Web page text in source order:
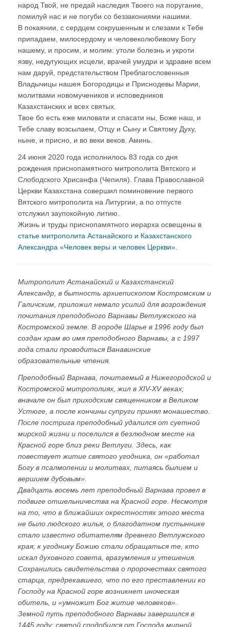
народ Твой, не предай наследия Твоего на поругание,
помилуй нас и не погуби со беззакониями нашими.
В покаянии, с сердцем сокрушенным и слезами к Тебе
припадаем, милосердому и человеколюбивому Богу
нашему, и просим, и молим: утоли болезнь и укроти
язву, недугующих исцели, врачей умудри и здравие всем
нам даруй, предстательством Преблагословенныя
Владычицы нашея Богородицы и Приснодевы Марии,
молитвами новомучеников и исповедников
Казахстанских и всех святых.
Твое бо есть еже миловати и спасати ны, Боже наш, и
Тебе славу возсылаем, Отцу и Сыну и Святому Духу,
ныне, и присно, и во веки веков. Аминь.
24 июня 2020 года исполнилось 83 года со дня
рождения приснопамятного митрополита Вятского и
Слободского Хрисанфа (Чепиля). Глава Православной
Церкви Казахстана совершил поминовение первого
Вятского митрополита на Литургии, а по отпусте
отслужил заупокойную литию.
Жизнь и труды приснопамятного иерарха освещены в
статье митрополита Астанайского и Казахстанского
Александра «Человек веры и человек Церкви»
Митрополит Астанайский и Казахстанский
Александр, в бытность архиепископом Костромским и
Галичским, приложил немало усилий для возрождения
почитания преподобного Варнавы Ветлужского на
Костромской земле. В городе Шарье в 1996 году был
создан храм во имя преподобного Варнавы, а с 1997
года стали проводиться Ванавинские
образовательные чтения.
Преподобный Варнава, почитаемый в Нижегородской и
Костромской митрополиях, жил в XIV-XV веках;
вначале он был приходским священником в Великом
Устюге, а после кончины супруги принял монашество.
После пострига преподобный удалился от суетной
мирской жизни и поселился в безлюдном месте на
Красной горе близ реки Ветлуги. Здесь, как
повествует житие святого угодника, он «работал
Богу в псалмопении и молитвах, питаясь былием и
вершием дубовым».
Двадцать восемь лет преподобный Варнава провел в
подвиге отшельничества на Красной горе. Несмотря
на то, что в ближайших окрестностях этого места
не было людского жилья, о благодатном пустыннике
стало известно обитателям древнего Ветлужского
края; к угоднику Божию стали обращаться те, кто
искал духовного совета, вразумления и утешения.
Сохранились свидетельства о пророчествах святого
старца, предрекавшего, что по его преставлении ко
Господу на Красной горе возникнет иноческая
обитель, и «умножит Бог житие человеков».
Земной путь преподобного Варнавы завершился в
1445 году; святой сподобился от Господа мирной